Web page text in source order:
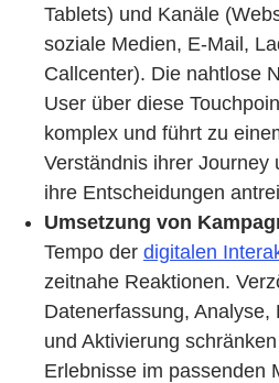
Tablets) und Kanäle
soziale Medien, E-Mail,
Callcenter). Die nahtlose
User über diese
komplex und führt zu
Verständnis ihrer Journey
ihre Entscheidungen
Umsetzung von
Tempo der digitalen
zeitnahe Reaktionen.
Datenerfassung, Analyse,
und Aktivierung
Erlebnisse im passenden